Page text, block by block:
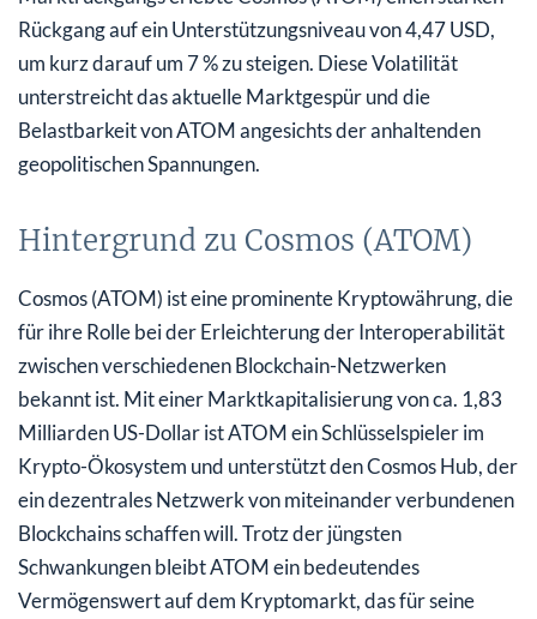
Rückgang auf ein Unterstützungsniveau von 4,47 USD,
um kurz darauf um 7 % zu steigen. Diese Volatilität
unterstreicht das aktuelle Marktgespür und die
Belastbarkeit von ATOM angesichts der anhaltenden
geopolitischen Spannungen.
Hintergrund zu Cosmos (ATOM)
Cosmos (ATOM) ist eine prominente Kryptowährung, die
für ihre Rolle bei der Erleichterung der Interoperabilität
zwischen verschiedenen Blockchain-Netzwerken
bekannt ist. Mit einer Marktkapitalisierung von ca. 1,83
Milliarden US-Dollar ist ATOM ein Schlüsselspieler im
Krypto-Ökosystem und unterstützt den Cosmos Hub, der
ein dezentrales Netzwerk von miteinander verbundenen
Blockchains schaffen will. Trotz der jüngsten
Schwankungen bleibt ATOM ein bedeutendes
Vermögenswert auf dem Kryptomarkt, das für seine